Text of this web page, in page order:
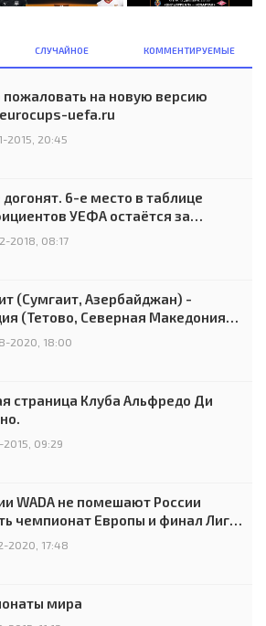
СЛУЧАЙНОЕ КОММЕНТИРУЕМЫЕ
пожаловать на новую версию
uefa.ru
2015, 20:45
догонят. 6-е место в таблице
УЕФА остаётся за
2018, 08:17
(Сумгаит, Азербайджан) -
(Тетово, Северная Македония) -
2020, 18:00
страница Клуба Альфредо Ди
09:29
WADA не помешают России
чемпионат Европы и финал Лиги
2020, 17:48
мира